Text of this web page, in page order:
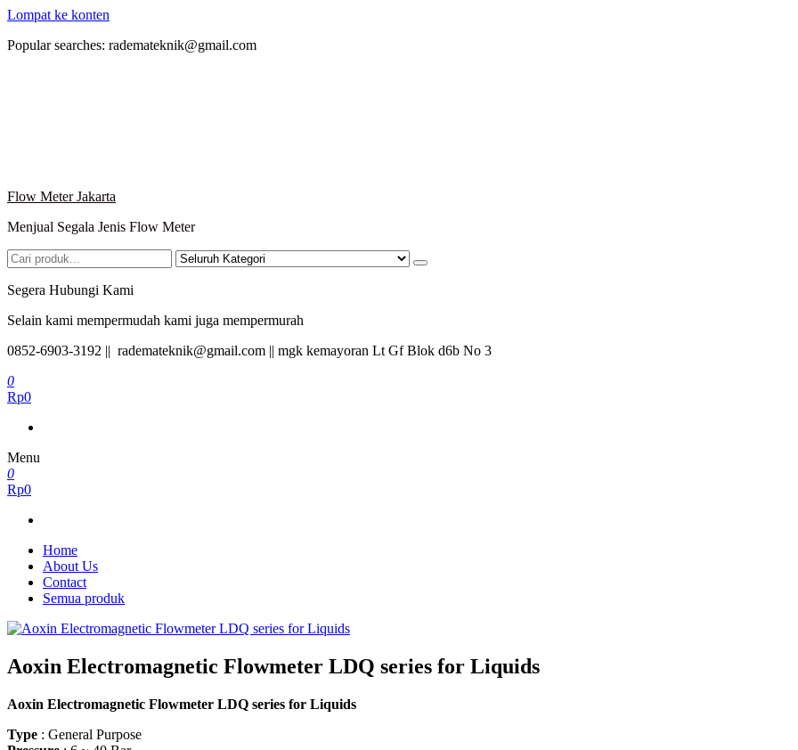
Lompat ke konten
Popular searches: rademateknik@gmail.com
Flow Meter Jakarta
Menjual Segala Jenis Flow Meter
Segera Hubungi Kami
Selain kami mempermudah kami juga mempermurah
0852-6903-3192 || rademateknik@gmail.com || mgk kemayoran Lt Gf Blok d6b No 3
0
Rp0
Menu
0
Rp0
Home
About Us
Contact
Semua produk
Aoxin Electromagnetic Flowmeter LDQ series for Liquids
Aoxin Electromagnetic Flowmeter LDQ series for Liquids
Type : General Purpose